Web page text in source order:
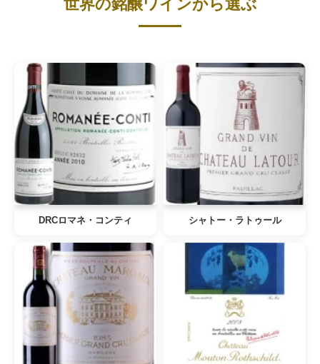
世界の銘醸ワインから選ぶ
DRCロマネ・コンティ シャトー・ラトゥール